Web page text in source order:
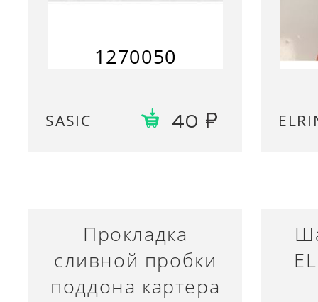
1270050
SASIC 40
Прокладка
сливной пробки
поддона картера